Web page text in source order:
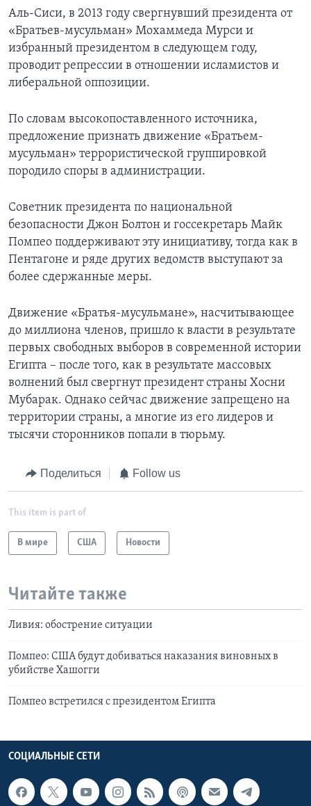
Аль-Сиси, в 2013 году свергнувший президента от
«Братьев-мусульман» Мохаммеда Мурси и
избранный президентом в следующем году,
проводит репрессии в отношении исламистов и
либеральной оппозиции.
По словам высокопоставленного источника,
предложение признать движение «Братьем-
мусульман» террористической группировкой
породило споры в администрации.
Советник президента по национальной
безопасности Джон Болтон и госсекретарь Майк
Помпео поддерживают эту инициативу, тогда как в
Пентагоне и ряде других ведомств выступают за
более сдержанные меры.
Движение «Братья-мусульмане», насчитывающее
до миллиона членов, пришло к власти в результате
первых свободных выборов в современной истории
Египта – после того, как в результате массовых
волнений был свергнут президент страны Хосни
Мубарак. Однако сейчас движение запрещено на
территории страны, а многие из его лидеров и
тысячи сторонников попали в тюрьму.
Поделиться Follow us
This item is part of
В мире США Новости
Читайте также
Ливия: обострение ситуации
Помпео: США будут добиваться наказания виновных в
убийстве Хашогги
Помпео встретился с президентом Египта
СОЦИАЛЬНЫЕ СЕТИ